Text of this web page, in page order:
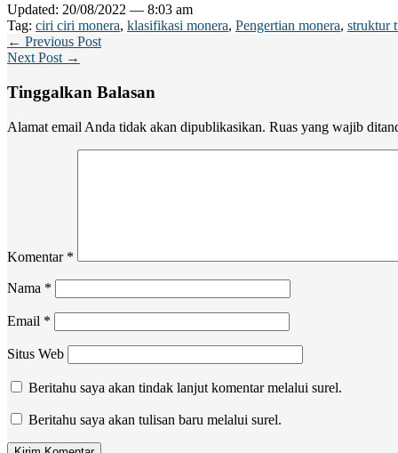
Updated: 20/08/2022 — 8:03 am
Tag: ciri ciri monera, klasifikasi monera, Pengertian monera, struktur
← Previous Post
Next Post →
Tinggalkan Balasan
Alamat email Anda tidak akan dipublikasikan. Ruas yang wajib
Komentar *
Nama *
Email *
Situs Web
Beritahu saya akan tindak lanjut komentar melalui surel.
Beritahu saya akan tulisan baru melalui surel.